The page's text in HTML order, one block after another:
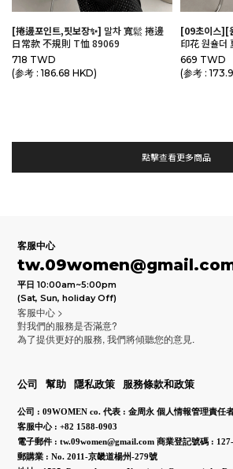
[捲邊포인트,핏보장✨] 말차 寬鬆 捲邊
日常款 不規則 T恤 89069
718 TWD
(参考 : 186.68 HKD)
[09초이스][
印花 원숄더
669 TWD
(参考 :
點擊查看更多商品
客服中心
平日 10:00am~5:00pm
(Sat, Sun, holiday Off)
客服中心 >
對我們的服務是否滿意?
為了提供更好的服務, 我們將傾聽您的意見.
公司 幫助 隱私政策 服務條款和政策
公司 : 09WOMEN co. 代表 : 金周永 個人情報管理責任
客服中心 : +82 1588-0903
電子郵件 : tw.09women@gmail.com 商業登記號碼 :
郵購業 : No. 2011-京畿道楊州-279號